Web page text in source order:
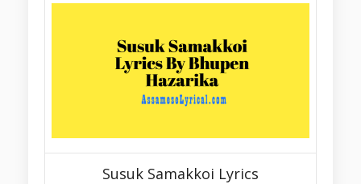
Susuk Samakkoi Lyrics